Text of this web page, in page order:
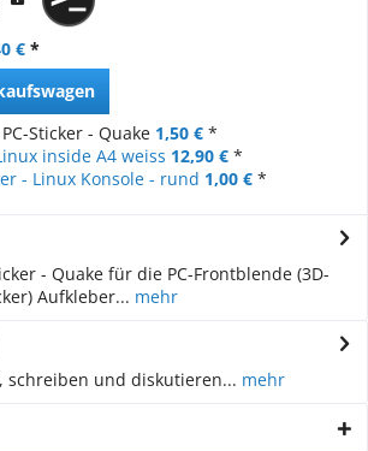
€ *
PC-Sticker - Quake 1,50 € *
inside A4 weiss 12,90 € *
- Linux Konsole - rund 1,00 € *
- Quake für die PC-Frontblende (3D-
Aufkleber... mehr
schreiben und diskutieren... mehr